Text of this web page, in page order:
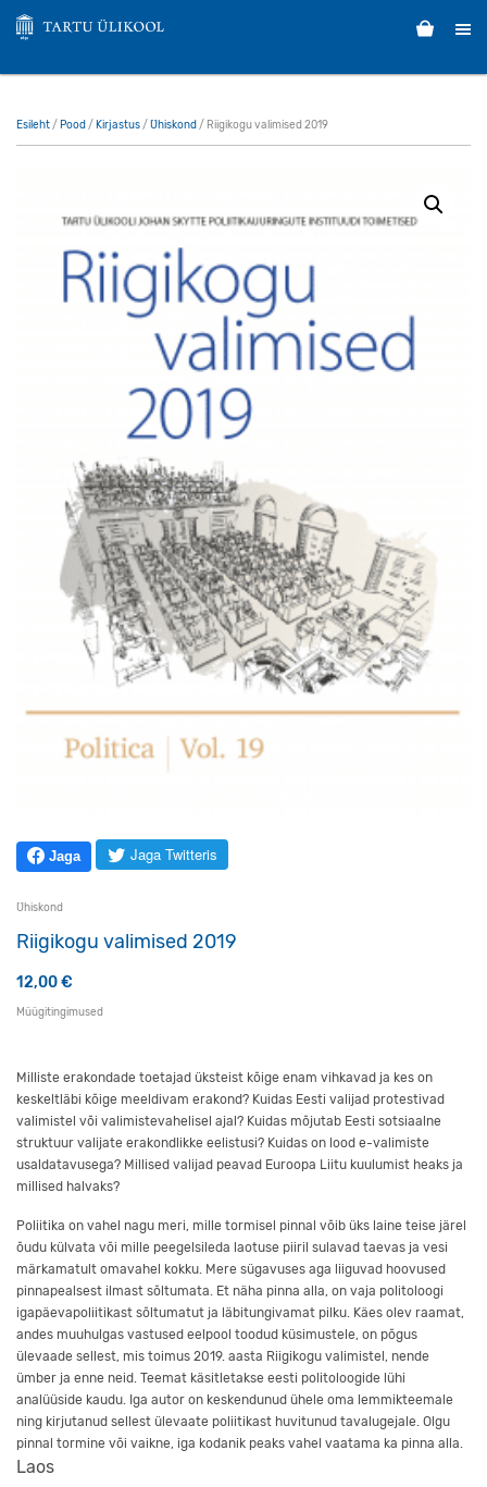
Esileht/ Pood / Kirjastus/ Ühiskond / Riigikogu valimised 2019
Jaga Jaga Twitteris
Ühiskond
Riigikogu valimised 2019
12,00€
Müügitingimused
Milliste erakondade toetajad üksteist kõige enam vihkavad ja kes on
keskeltläbi kõige meeldivam erakond? Kuidas Eesti valijad protestivad
valimistel või valimistevahelisel ajal? Kuidas mõjutab Eesti sotsiaalne
struktuur valijate erakondlikke eelistusi? Kuidas on lood e-valimiste
usaldatavusega? Millised valijad peavad Euroopa Liitu kuulumist heaks ja
millised halvaks?
Poliitika on vahel nagu meri, mille tormisel pinnal võib üks laine teise järel
õudu külvata või mille peegelsileda laotuse piiril sulavad taevas ja vesi
märkamatult omavahel kokku. Mere sügavuses aga liiguvad hoovused
pinnapealsest ilmast sõltumata. Et näha pinna alla, on vaja politoloogi
igapäevapoliitikast sõltumatut ja läbitungivamat pilku. Käes olev raamat,
andes muuhulgas vastused eelpool toodud küsimustele, on põgus
ülevaade sellest, mis toimus 2019. aasta Riigikogu valimistel, nende
ümber ja enne neid. Teemat käsitletakse eesti politoloogide lühi
analüüside kaudu. Iga autor on keskendunud ühele oma lemmikteemale
ning kirjutanud sellest ülevaate poliitikast huvitunud tavalugejale. Olgu
pinnal tormine või vaikne, iga kodanik peaks vahel vaatama ka pinna alla.
Laos